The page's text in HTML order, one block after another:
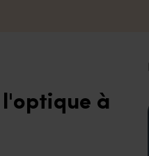
l'optique à